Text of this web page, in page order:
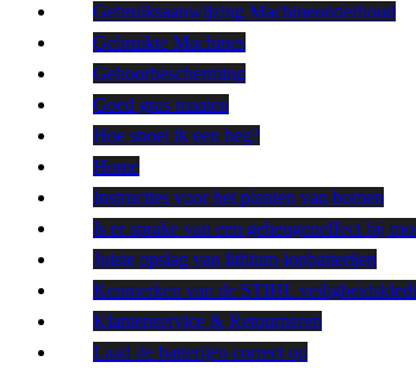
Gebruiksaanwijzing Machineonderhoud
Gebruikte Machines
Gehoorbescherming
Goed gras maaien
Hoe snoei ik een heg?
Home
Instructies voor het planten van bomen
Is er sprake van een geheugeneffect bij
Juiste opslag van lithium-ionbatterijen
Kenmerken van de STIHL
Klantenservice & Retourneren
Laad de batterijen correct op